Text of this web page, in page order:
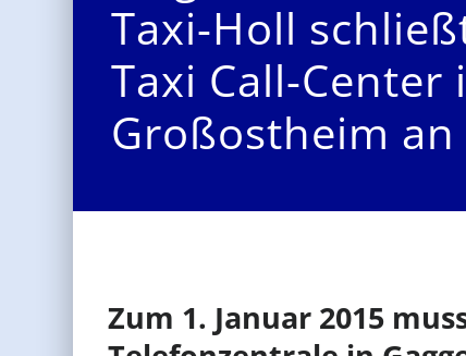
Taxi-Holl
Taxi Call-Center
Großostheim an
Zum 1. Januar 2015